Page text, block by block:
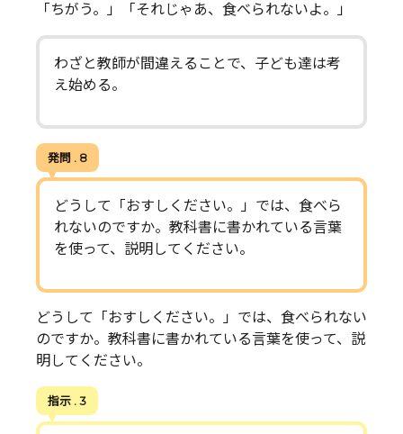
「ちがう。」「それじゃあ、食べられないよ。」
わざと教師が間違えることで、子ども達は考
え始める。
発問 . 8
どうして「おすしください。」では、食べら
れないのですか。教科書に書かれている言葉
を使って、説明してください。
どうして「おすしください。」では、食べられない
のですか。教科書に書かれている言葉を使って、説
明してください。
指示 . 3